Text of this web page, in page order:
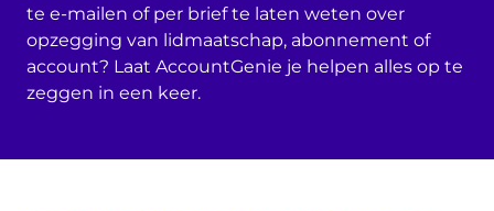
te e-mailen of per brief te laten weten over
opzegging van lidmaatschap, abonnement of
account? Laat AccountGenie je helpen alles op te
zeggen in een keer.